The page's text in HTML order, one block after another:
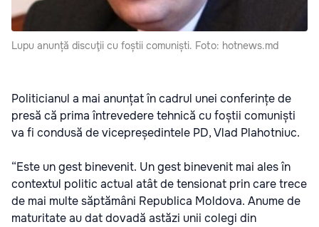
Lupu anunță discuţii cu foștii comuniști. Foto: hotnews.md
Politicianul a mai anunțat în cadrul unei conferințe de
presă că prima întrevedere tehnică cu foștii comuniști
va fi condusă de vicepreședintele PD, Vlad Plahotniuc.
“Este un gest binevenit. Un gest binevenit mai ales în
contextul politic actual atât de tensionat prin care trece
de mai multe săptămâni Republica Moldova. Anume de
maturitate au dat dovadă astăzi unii colegi din